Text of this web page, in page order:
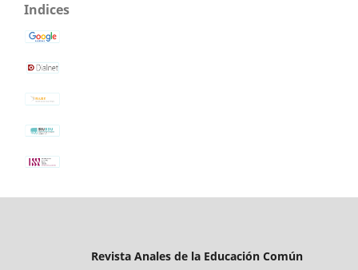
Indices
Revista Anales de la Educación Común